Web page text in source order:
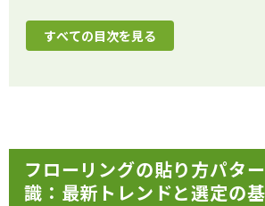
すべての目次を見る
フローリングの貼り方パタ
識：最新トレンドと選定の